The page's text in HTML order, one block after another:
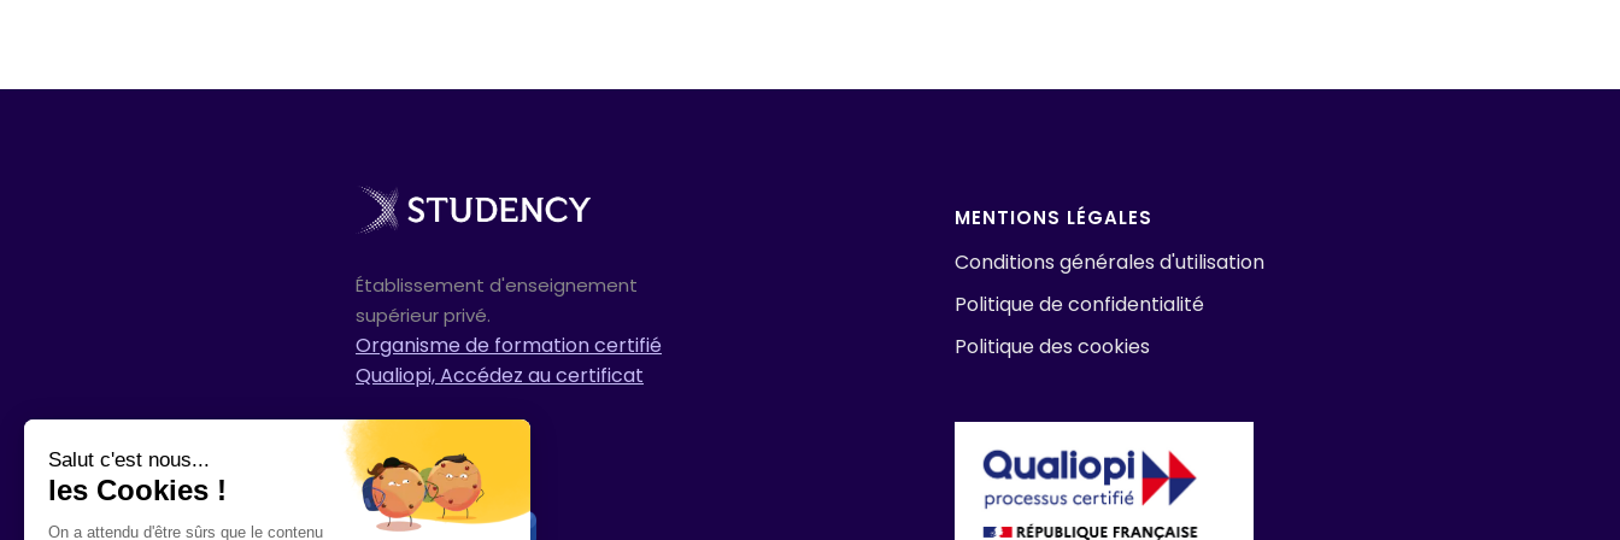
Salut c'est nous...
les Cookies !
On a attendu d'être sûrs que le contenu
Établissement d'enseignement
supérieur privé.
Organisme de formation certifié
Qualiopi, Accédez au certificat
MENTIONS LÉGALES
Conditions générales d'utilisation
Politique de confidentialité
Politique des cookies